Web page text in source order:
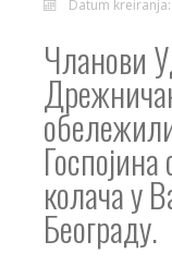
Datum
Чланови
колача у
Београду.